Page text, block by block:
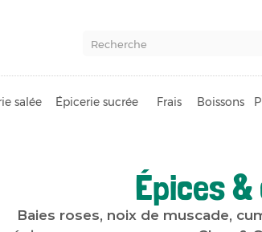
salée Épicerie sucrée Frais Boissons
Épices
Baies roses, noix de muscade,